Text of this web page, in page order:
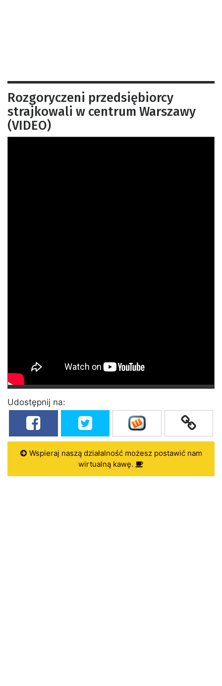
Rozgoryczeni przedsiębiorcy
strajkowali w centrum Warszawy
(VIDEO)
Udostępnij na:
Wspieraj naszą działalność możesz postawić nam
wirtualną kawę.